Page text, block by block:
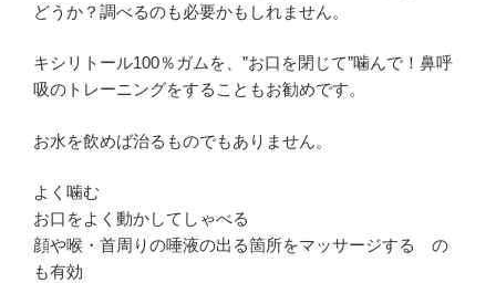
どうか？調べるのも必要かもしれません。
キシリトール100％ガムを、”お口を閉じて”噛んで！鼻呼
吸のトレーニングをすることもお勧めです。
お水を飲めば治るものでもありません。
よく噛む
お口をよく動かしてしゃべる
顔や喉・首周りの唾液の出る箇所をマッサージする の
も有効